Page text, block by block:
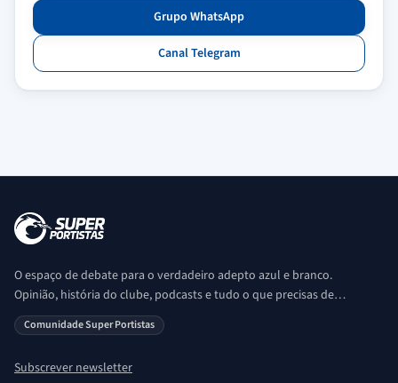
Grupo WhatsApp
Canal Telegram
O espaço de debate para o verdadeiro adepto azul e branco.
Opinião, história do clube, podcasts e tudo o que precisas de
saber sobre o universo Porto. Ser Porto é aqui!
Comunidade Super Portistas
Subscrever newsletter